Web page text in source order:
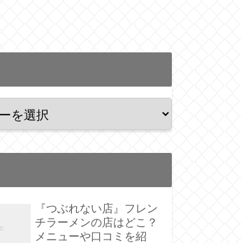
『つぶれない店』フレン
チラーメンの店はどこ？
メニューや口コミを紹